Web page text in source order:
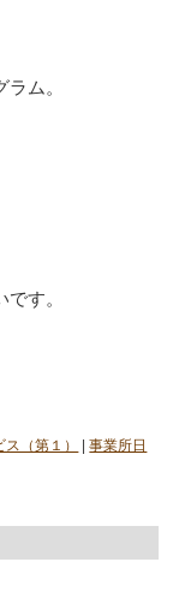
ム。
す。
（第１） |事業所日